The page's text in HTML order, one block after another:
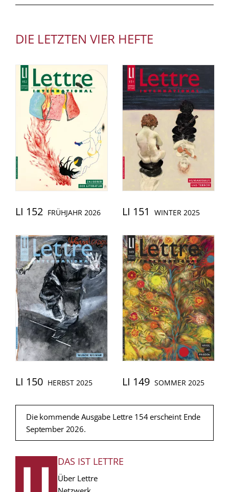
DIE LETZTEN VIER HEFTE
LI 152 FRÜHJAHR 2026 LI 151 WINTER 2025
LI 150 HERBST 2025 LI 149 SOMMER 2025
Die kommende Ausgabe Lettre 154 erscheint Ende
September 2026.
FUSSZEILE
DAS IST LETTRE
Über Lettre